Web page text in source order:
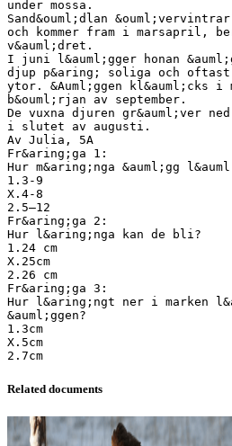
under mossa.
Sand&ouml;dlan
och kommer fram i marsapril,
v&auml;dret.
I juni l&auml;gger honan
djup p&aring; soliga och oftast
ytor. &Auml;ggen kl&auml;cks
b&ouml;rjan av september.
De vuxna djuren gr&auml;ver
i slutet av augusti.
Av Julia, 5A
Fr&aring;ga 1:
Hur m&aring;nga &auml;gg
1.3-9
X.4-8
2.5–12
Fr&aring;ga 2:
Hur l&aring;nga kan de bli?
1.24 cm
X.25cm
2.26 cm
Fr&aring;ga 3:
Hur l&aring;ngt ner i marken
&auml;ggen?
1.3cm
X.5cm
Related documents